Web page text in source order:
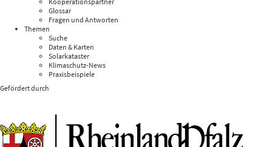
Glossar
Fragen und Antworten
Themen
Suche
Daten & Karten
Solarkataster
Klimaschutz-News
Praxisbeispiele
Gefördert durch